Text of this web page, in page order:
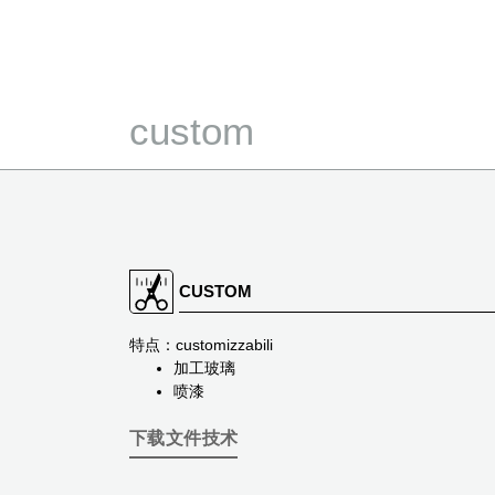
custom
CUSTOM
特点：customizzabili
加工玻璃
喷漆
下载文件技术